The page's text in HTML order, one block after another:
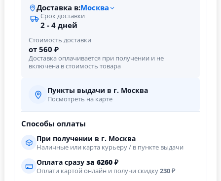
Доставка в:Москва
Срок доставки
2 - 4 дней
Стоимость доставки
от 560 ₽
Доставка оплачивается при получении и не
включена в стоимость товара
Пункты выдачи в г. Москва
Посмотреть на карте
Способы оплаты
При получении в г. Москва
Наличные или карта курьеру / в пункте выдачи
Оплата сразу за 6260 ₽
Оплати картой онлайн и получи скидку230 ₽